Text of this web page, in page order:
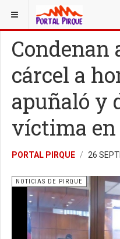
ESTÁ AQUÍ: NOTICIAS
Condenan
cárcel a
apuñaló y
víctima en
PORTAL PIRQUE 26
NOTICIAS DE PIRQUE